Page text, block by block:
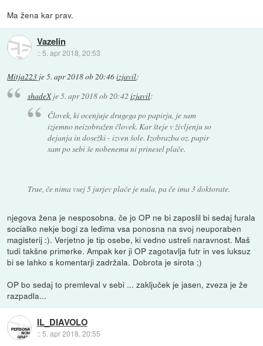
Ma žena kar prav.
Vazelin
:: 5. apr 2018, 20:53
Mitja223 je5. apr 2018 ob 20:46izjavil:
shadeXje5. apr 2018 ob 20:42 izjavil:
Človek, ki ocenjuje drugega po papirju, je sam
izjemno neizobražen človek. Kar šteje v življenju so
dejanja in dosežki - izven šole. Izobrazba oz. papir
sam po sebi še nobenemu ni prinesel plače.
True, če nima vsej 5 jurjev plače je nula, pa če ima 3 doktorate.
njegova žena je nesposobna. če jo OP ne bi zaposlil bi sedaj furala
socialko nekje bogi za leđima vsa ponosna na svoj neuporaben
magisterij :). Verjetno je tip osebe, ki vedno ustreli naravnost. Maš
tudi takšne primerke. Ampak ker ji OP zagotavlja futr in ves luksuz
bi se lahko s komentarji zadržala. Dobrota je sirota ;)
OP bo sedaj to premleval v sebi ... zaključek je jasen, zveza je že
razpadla...
IL_DIAVOLO
::5. apr 2018, 20:55